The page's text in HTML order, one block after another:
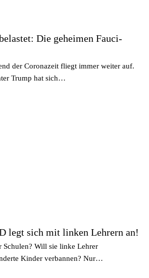
Die geheimen Fauci-
der Coronazeit fliegt immer weiter auf.
Trump hat sich…
legt sich mit linken Lehrern an!
Schulen? Will sie linke Lehrer
Kinder verbannen? Nur…